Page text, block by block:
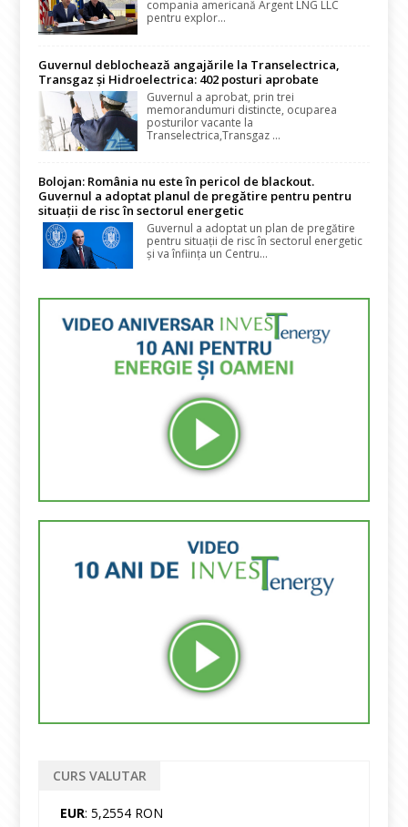
compania americană Argent LNG LLC
pentru explor...
Guvernul deblochează angajările la Transelectrica,
Transgaz și Hidroelectrica: 402 posturi aprobate
Guvernul a aprobat, prin trei
memorandumuri distincte, ocuparea
posturilor vacante la
Transelectrica,Transgaz ...
Bolojan: România nu este în pericol de blackout.
Guvernul a adoptat planul de pregătire pentru pentru
situații de risc în sectorul energetic
Guvernul a adoptat un plan de pregătire
pentru situații de risc în sectorul energetic
și va înființa un Centru...
CURS VALUTAR
EUR: 5,2554 RON